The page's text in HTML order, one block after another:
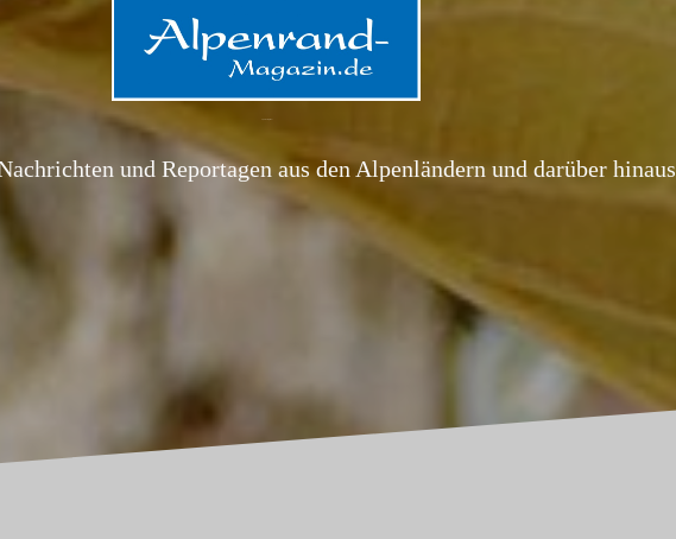
und Reportagen aus den Alpenländern und darüber hinaus